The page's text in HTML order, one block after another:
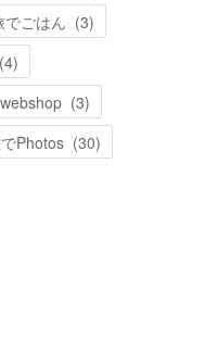
でごはん (3)
(4)
webshop (3)
Photos (30)